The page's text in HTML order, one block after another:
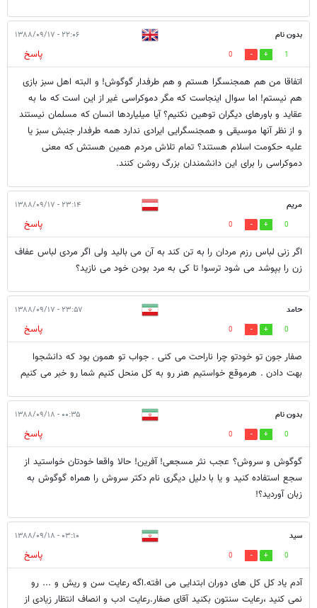
بدون نام ۲۲:۰۶ - ۱۳۸۸/۰۹/۱۷
1
0
پاسخ
اتفاقا من هم همجنسگرا هستم و هم طرفدار گوگوش! و البته اهل سبز بازی
هم نیستم! اما سوال اینجاست که مگر دموکراسی غیر از این است که ما به
عقاید و باورهای دیگران توهین نکنیم؟ آیا میلیاردها انسان که مسلمان نیستند
و از نظر آنها موسیقی و همجنسگرایی ایرادی ندارد همه طرفدار جنبش سبز یا
علیه حکومت اسلام هستند؟ تمام تلاش مردم همین هستش که معنی
دموکراسی را برای این دانشمندان بزرگ روشن کنند.
مریم ۲۳:۱۴ - ۱۳۸۸/۰۹/۱۷
0
0
پاسخ
اگر زنی لباس رزم مردان را به تن کند به آن می بالید ولی اگر مردی لباس عفاف
زن را بپوشد می شود ترسو! تا کی به مرد بودن خود می نازید؟
حامد ۲۳:۵۷ - ۱۳۸۸/۰۹/۱۷
0
0
پاسخ
صفار جون تو خودتو چرا ناراحت می کنی . جواب تو همون بود که دانشجوا
بهت دادن . هرموقع خواستیم هنر رو به کل منحل کنیم شما رو خبر می کنیم
بدون نام ۰۰:۳۵ - ۱۳۸۸/۰۹/۱۸
0
0
پاسخ
گوگوش و سروش؟ عجب نثر مسجعی! آفرین! حالا واقعا خودتان خواستید از
سجع استفاده کنید و یا با دلیل دیگری نام دکتر سروش را همراه گوگوش به
زبان آوردید؟!
سید ۰۳:۱۰ - ۱۳۸۸/۰۹/۱۸
0
0
پاسخ
آدم یاد کل کل های دوران ابتدایی می افته.اگه رعایت سن و ریش و ... رو
نمی کنید ،رعایت سنتون بکنید آقای صفار.رعایت ادب و انصاف انتظار زیادی از